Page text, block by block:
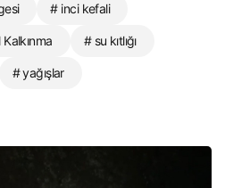
# inci kefali
Kalkınma # su kıtlığı
# yağışlar